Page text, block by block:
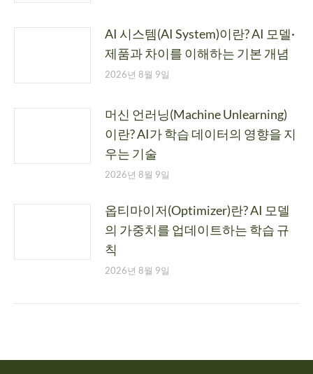
AI 시스템(AI System)이란? AI 모델·
제품과 차이를 이해하는 기본 개념
2026년 8월 9일
머신 언러닝(Machine Unlearning)
이란? AI가 학습 데이터의 영향을 지
우는 기술
2026년 8월 9일
옵티마이저(Optimizer)란? AI 모델
의 가중치를 업데이트하는 학습 규
칙
2026년 8월 9일